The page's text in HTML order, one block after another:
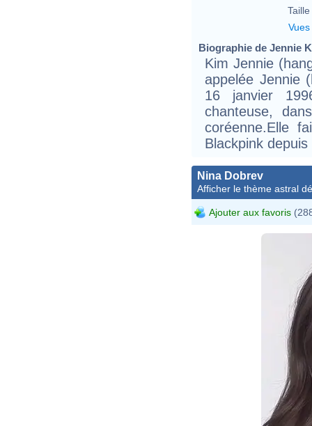
Taille
Vues
Biographie de Jennie
Kim Jennie
appelée Jennie
16 janvier
chanteuse,
coréenne.Elle
Blackpink depuis
Nina Dobrev
Afficher le thème astral
Ajouter aux favoris